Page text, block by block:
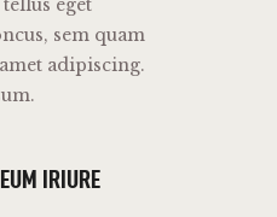
eget
sem quam
adipiscing.
IRIURE